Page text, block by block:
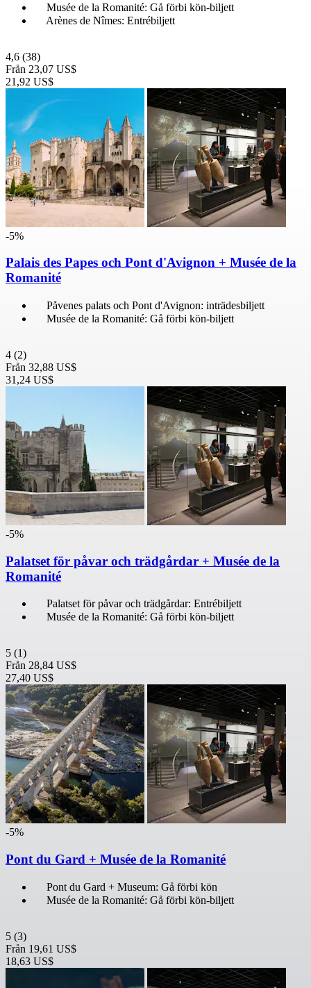
Musée de la Romanité: Gå förbi kön-biljett
Arènes de Nîmes: Entrébiljett
4,6 (38)
Från 23,07 US$
21,92 US$
-5%
Palais des Papes och Pont d'Avignon + Musée de la
Romanité
Påvenes palats och Pont d'Avignon: inträdesbiljett
Musée de la Romanité: Gå förbi kön-biljett
4 (2)
Från 32,88 US$
31,24 US$
-5%
Palatset för påvar och trädgårdar + Musée de la
Romanité
Palatset för påvar och trädgårdar: Entrébiljett
Musée de la Romanité: Gå förbi kön-biljett
5 (1)
Från 28,84 US$
27,40 US$
-5%
Pont du Gard + Musée de la Romanité
Pont du Gard + Museum: Gå förbi kön
Musée de la Romanité: Gå förbi kön-biljett
5 (3)
Från 19,61 US$
18,63 US$